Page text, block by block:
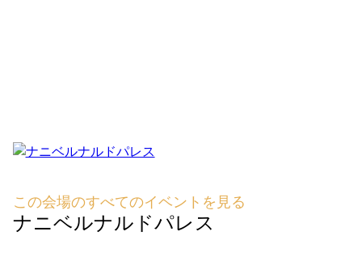
この会場のすべてのイベントを見る
ナニベルナルドパレス